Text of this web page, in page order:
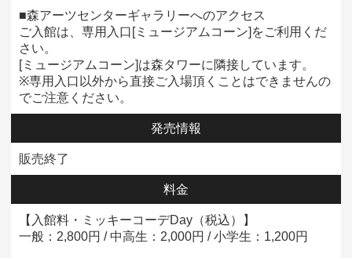
■森アーツセンターギャラリーへのアクセス
ご入館は、専用入口[ミュージアムコーン]をご利用くだ
さい。
[ミュージアムコーン]は森タワーに隣接しています。
※専用入口以外から直接ご入場頂くことはできませんの
でご注意ください。
発売情報
販売終了
料金
【入館料・ミッキーコーデDay（税込）】
一般：2,800円 / 中高生：2,000円 / 小学生：1,200円